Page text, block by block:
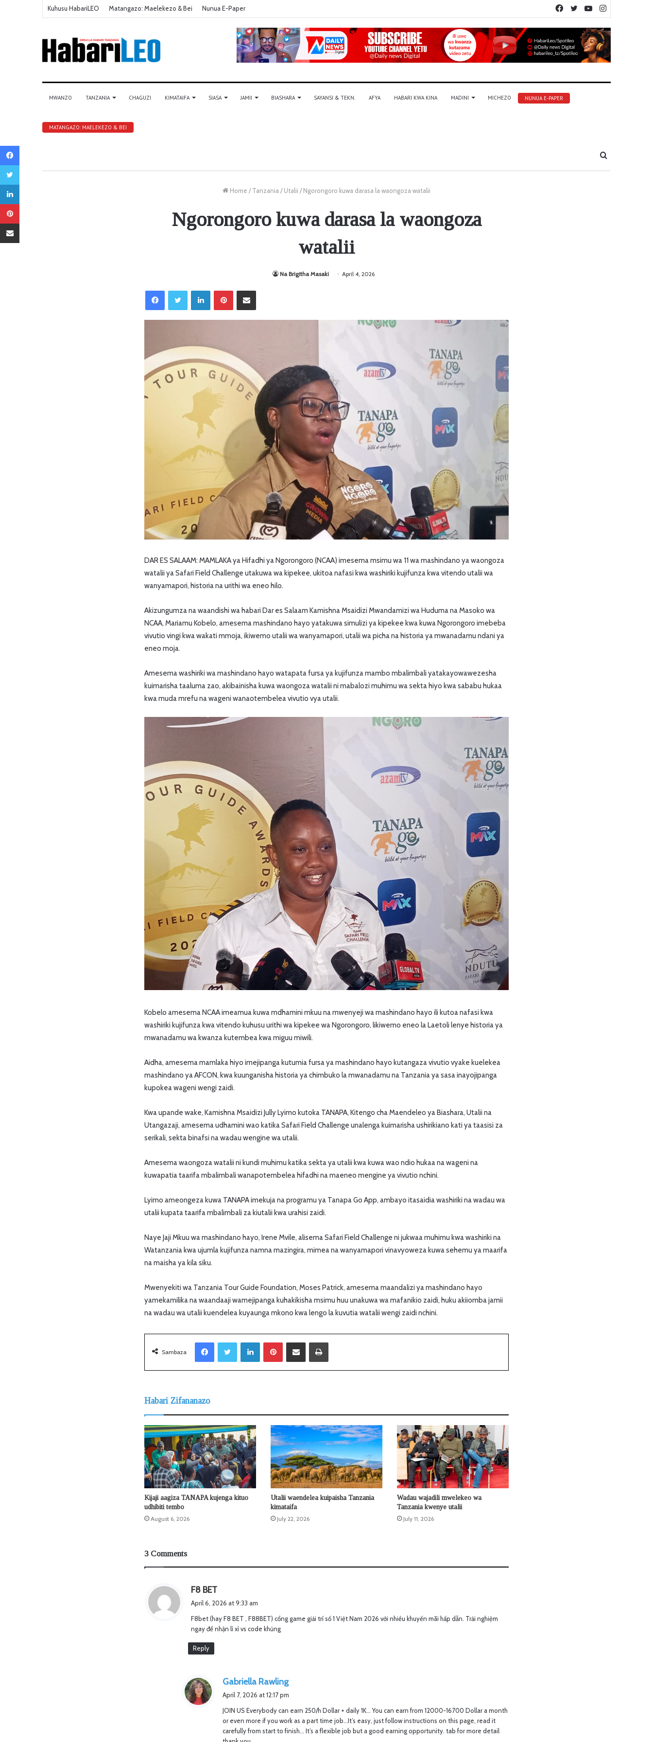
Kuhusu HabariLEO Matangazo: Maelekezo & Bei Nunua E-Paper YouTube
Twitter
Facebook
MWANZO TANZANIA CHAGUZI KIMATAIFA SIASA JAMII BIASHARA SAYANSI & TEKN. AFYA HABARI KWA KINA MADINI MICHEZO NUNUA E-PAPER
MATANGAZO: MAELEKEZO & BEI
Tafuta
Home / Tanzania / Utalii / Ngorongoro kuwa darasa la waongoza watalii
Ngorongoro kuwa darasa la waongoza
watalii
Na Brigitha Masaki April 4, 2026
LinkedIn
DAR ES SALAAM: MAMLAKA ya Hifadhi ya Ngorongoro (NCAA) imesema msimu wa 11 wa mashindano ya waongoza
watalii ya Safari Field Challenge utakuwa wa kipekee, ukitoa nafasi kwa washiriki kujifunza kwa vitendo utalii wa
wanyamapori, historia na urithi wa eneo hilo.
Akizungumza na waandishi wa habari Dar es Salaam Kamishna Msaidizi Mwandamizi wa Huduma na Masoko wa
NCAA, Mariamu Kobelo, amesema mashindano hayo yatakuwa simulizi ya kipekee kwa kuwa Ngorongoro imebeba
vivutio vingi kwa wakati mmoja, ikiwemo utalii wa wanyamapori, utalii wa picha na historia ya mwanadamu ndani ya
eneo moja.
Amesema washiriki wa mashindano hayo watapata fursa ya kujifunza mambo mbalimbali yatakayowawezesha
kuimarisha taaluma zao, akibainisha kuwa waongoza watalii ni mabalozi muhimu wa sekta hiyo kwa sababu hukaa
kwa muda mrefu na wageni wanaotembelea vivutio vya utalii.
Kobelo amesema NCAA imeamua kuwa mdhamini mkuu na mwenyeji wa mashindano hayo ili kutoa nafasi kwa
washiriki kujifunza kwa vitendo kuhusu urithi wa kipekee wa Ngorongoro, likiwemo eneo la Laetoli lenye historia ya
mwanadamu wa kwanza kutembea kwa miguu miwili.
Aidha, amesema mamlaka hiyo imejipanga kutumia fursa ya mashindano hayo kutangaza vivutio vyake kuelekea
mashindano ya AFCON, kwa kuunganisha historia ya chimbuko la mwanadamu na Tanzania ya sasa inayojipanga
kupokea wageni wengi zaidi.
Kwa upande wake, Kamishna Msaidizi Jully Lyimo kutoka TANAPA, Kitengo cha Maendeleo ya Biashara, Utalii na
Utangazaji, amesema udhamini wao katika Safari Field Challenge unalenga kuimarisha ushirikiano kati ya taasisi za
serikali, sekta binafsi na wadau wengine wa utalii.
Amesema waongoza watalii ni kundi muhimu katika sekta ya utalii kwa kuwa wao ndio hukaa na wageni na
kuwapatia taarifa mbalimbali wanapotembelea hifadhi na maeneo mengine ya vivutio nchini.
Lyimo ameongeza kuwa TANAPA imekuja na programu ya Tanapa Go App, ambayo itasaidia washiriki na wadau wa
utalii kupata taarifa mbalimbali za kiutalii kwa urahisi zaidi.
Naye Jaji Mkuu wa mashindano hayo, Irene Mvile, alisema Safari Field Challenge ni jukwaa muhimu kwa washiriki na
Watanzania kwa ujumla kujifunza namna mazingira, mimea na wanyamapori vinavyoweza kuwa sehemu ya maarifa
na maisha ya kila siku.
Mwenyekiti wa Tanzania Tour Guide Foundation, Moses Patrick, amesema maandalizi ya mashindano hayo
yamekamilika na waandaaji wamejipanga kuhakikisha msimu huu unakuwa wa mafanikio zaidi, huku akiiomba jamii
na wadau wa utalii kuendelea kuyaunga mkono kwa lengo la kuvutia watalii wengi zaidi nchini.
Sambaza
LinkedIn Sambaza kupitia barua pepe
Habari Zifananazo
Kijaji aagiza TANAPA kujenga kituo
udhibiti tembo
August 6, 2026
Utalii waendelea kuipaisha Tanzania
kimataifa
July 22, 2026
Wadau wajadili mwelekeo wa
Tanzania kwenye utalii
July 11, 2026
3 Comments
F8 BET
s
:
April 6, 2026 at 9:33 am
F8bet (hay F8 BET , F88BET) cổng game giải trí số 1 Việt Nam 2026 với nhiều khuyến mãi hấp dẫn. Trải nghiệm
ngay để nhận lì xì vs code khủng
Reply
Gabriella Rawling
s
:
April 7, 2026 at 12:17 pm
JOIN US Everybody can earn 250/h Dollar + daily 1K… You can earn from 12000-16700 Dollar a month
or even more if you work as a part time job…It’s easy, just follow instructions on this page, read it
carefully from start to finish… It’s a flexible job but a good earning opportunity. tab for more detail